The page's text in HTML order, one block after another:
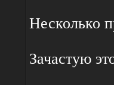
Несколько
Зачастую